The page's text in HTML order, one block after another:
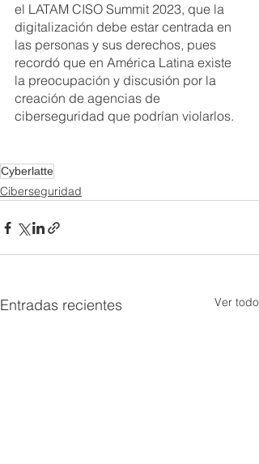
el LATAM CISO Summit 2023, que la
digitalización debe estar centrada en
las personas y sus derechos, pues
recordó que en América Latina existe
la preocupación y discusión por la
creación de agencias de
ciberseguridad que podrían violarlos.
Cyberlatte
Ciberseguridad
Entradas recientes Ver todo